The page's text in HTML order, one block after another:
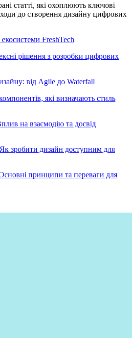
статті, які охоплюють ключові
до створення дизайну цифрових
FreshTech
рішення з розробки цифрових
від Agile до Waterfall
які визначають стиль
на взаємодію та досвід
зробити дизайн доступним для
принципи та переваги для